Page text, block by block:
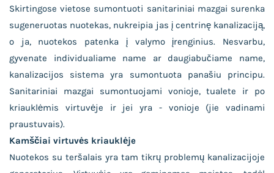
Skirtingose vietose sumontuoti sanitariniai mazgai surenka
sugeneruotas nuotekas, nukreipia jas į centrinę kanalizaciją,
o ja, nuotekos patenka į valymo įrenginius. Nesvarbu,
gyvenate individualiame name ar daugiabučiame name,
kanalizacijos sistema yra sumontuota panašiu principu.
Sanitariniai mazgai sumontuojami vonioje, tualete ir po
kriauklėmis virtuvėje ir jei yra - vonioje (jie vadinami
praustuvais).
Kamščiai virtuvės kriauklėje
Nuotekos su teršalais yra tam tikrų problemų kanalizacijoje